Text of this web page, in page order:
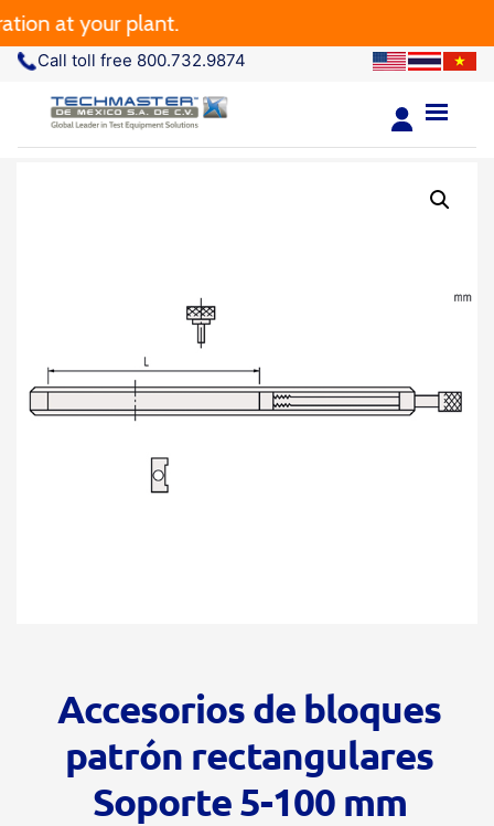
at your plant.
Call toll free 800.732.9874
Accesorios de bloques
patrón rectangulares
Soporte 5-100 mm